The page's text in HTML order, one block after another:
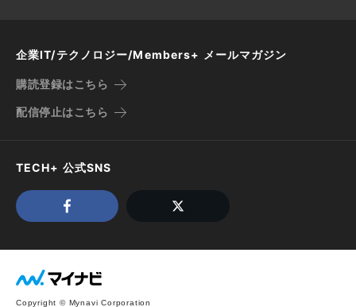
企業IT/テクノロジー/Members+ メールマガジン
購読登録はこちら
配信停止はこちら
TECH+ 公式SNS
Copyright © Mynavi Corporation